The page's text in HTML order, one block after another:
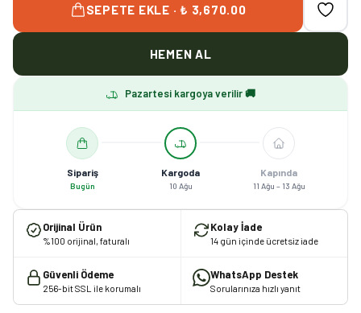
SEPETE EKLE · ₺ 3,670.00
HEMEN AL
Pazartesi kargoya verilir 🚚
Sipariş
Bugün
Kargoda
10 Ağu
Kapında
11 Ağu – 13 Ağu
Orijinal Ürün
%100 orijinal, faturalı
Kolay İade
14 gün içinde ücretsiz iade
Güvenli Ödeme
256-bit SSL ile korumalı
WhatsApp Destek
Sorularınıza hızlı yanıt